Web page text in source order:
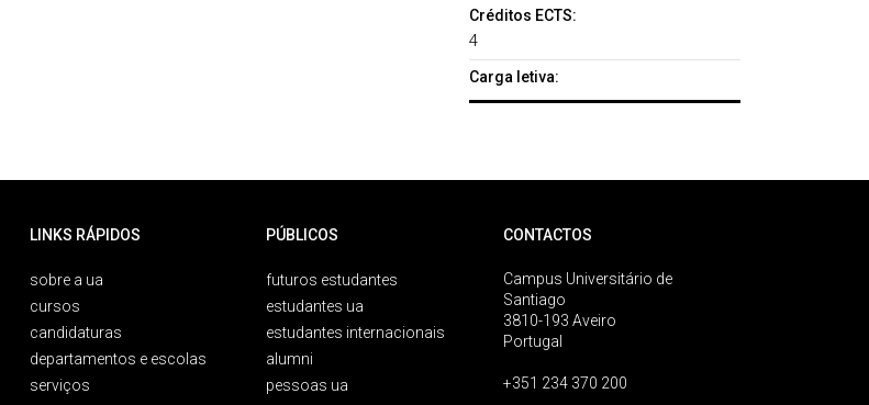
Créditos ECTS:
4
Carga letiva:
LINKS RÁPIDOS
sobre a ua
cursos
candidaturas
departamentos e escolas
serviços
PÚBLICOS
futuros estudantes
estudantes ua
estudantes internacionais
alumni
pessoas ua
CONTACTOS
Campus Universitário de
Santiago
3810-193 Aveiro
Portugal
+351 234 370 200